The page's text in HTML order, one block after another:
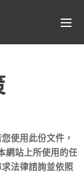
使用此份文件，
網站上所使用的任
法律諮詢並依照